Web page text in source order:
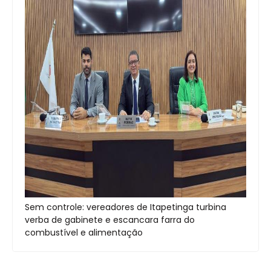
Sem controle: vereadores de Itapetinga turbina
verba de gabinete e escancara farra do
combustível e alimentação